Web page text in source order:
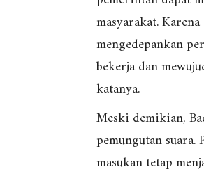
masyarakat.
mengedepankan
bekerja dan
katanya.
Meski demikian,
pemungutan
masukan tetap